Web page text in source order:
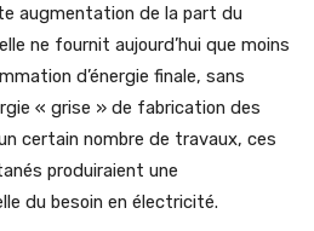
augmentation de la part du
ne fournit aujourd’hui que moins
d’énergie finale, sans
« grise » de fabrication des
certain nombre de travaux, ces
produiraient une
du besoin en électricité.